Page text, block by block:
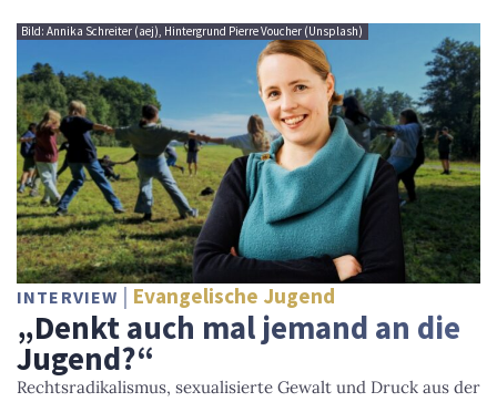
Bild: Annika Schreiter (aej), Hintergrund Pierre Voucher (Unsplash)
INTERVIEW Evangelische Jugend
„Denkt auch mal jemand an die
Jugend?“
Rechtsradikalismus, sexualisierte Gewalt und Druck aus der